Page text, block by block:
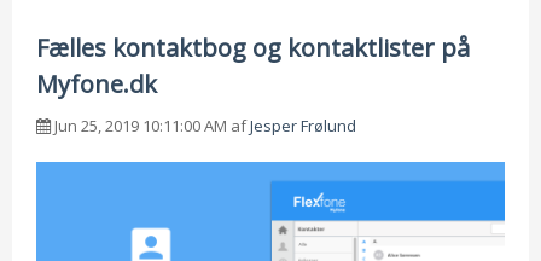
Fælles kontaktbog og kontaktlister på
Myfone.dk
Jun 25, 2019 10:11:00 AM afJesper Frølund